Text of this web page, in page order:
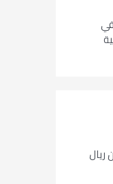
6 ملايين ريال